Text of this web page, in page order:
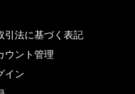
引法に基づく表記
ウント管理
イン